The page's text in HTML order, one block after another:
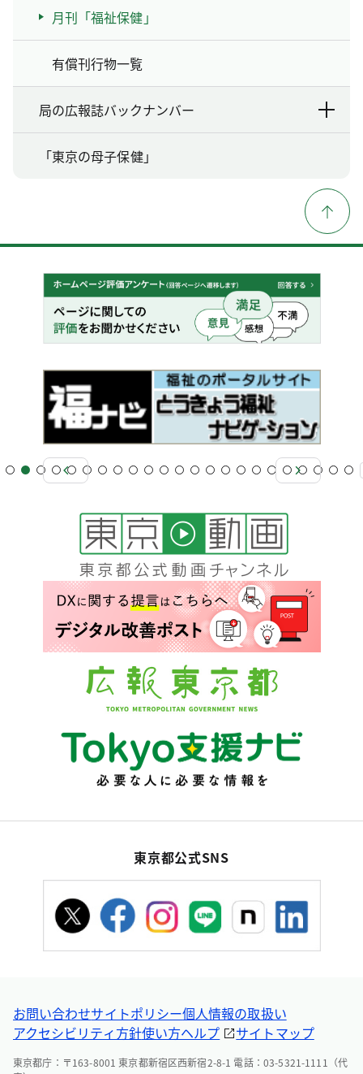
月刊「福祉保健」
有償刊行物一覧
局の広報誌バックナンバー
「東京の母子保健」
東京都公式SNS
お問い合わせサイトポリシー個人情報の取扱い
アクセシビリティ方針使い方ヘルプ サイトマップ
東京都庁：〒163-8001 東京都新宿区西新宿2-8-1 電話：03-5321-1111（代